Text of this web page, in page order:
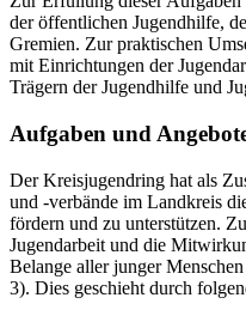
der öffentlichen Jugendhilfe,
Gremien. Zur praktischen
mit Einrichtungen der
Trägern der Jugendhilfe und
Aufgaben und
Der Kreisjugendring hat als
und -verbände im Landkreis
fördern und zu unterstützen.
Jugendarbeit und die
Belange aller junger
3). Dies geschieht durch